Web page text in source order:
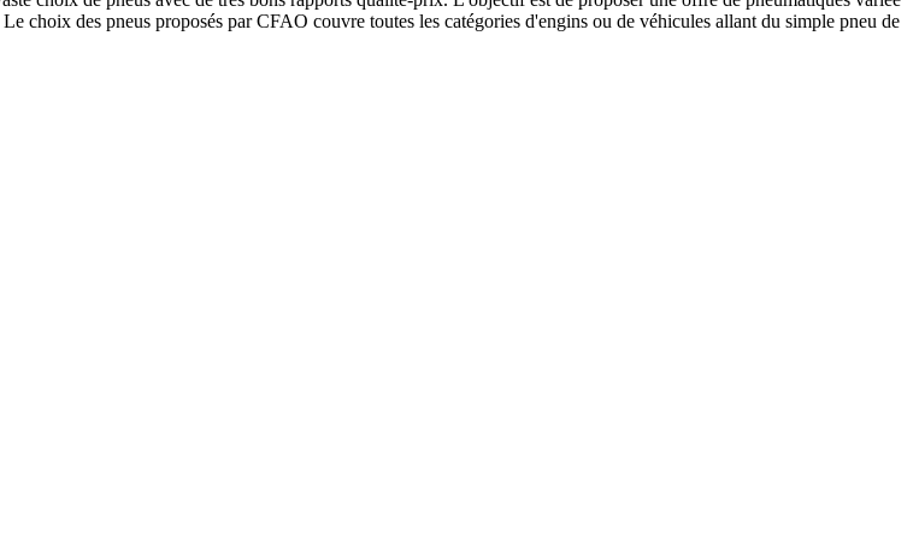
choix des pneus proposés par CFAO couvre toutes les catégories d'engins ou de véhicules allant du simple pneu de